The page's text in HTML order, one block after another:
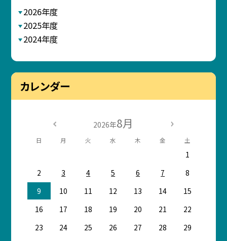
2026年度
2025年度
2024年度
カレンダー
2026年8月
日 月 火 水 木 金 土
1
2
3 4 5 6 7
8
9
10 11 12 13 14
15
16
17 18 19 20 21
22
23
24 25 26 27 28
29